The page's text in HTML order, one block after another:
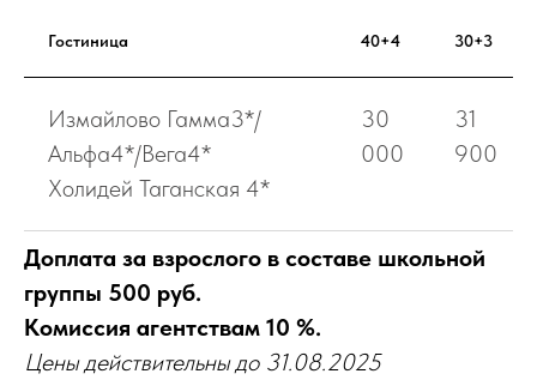
Гостиница 40+4 30+3
Измайлово Гамма3*/
Альфа4*/Вега4*
Холидей Таганская 4*
30
000
31
900
Доплата за взрослого в составе школьной
группы 500 руб.
Комиссия агентствам 10 %.
Цены действительны до 31.08.2025